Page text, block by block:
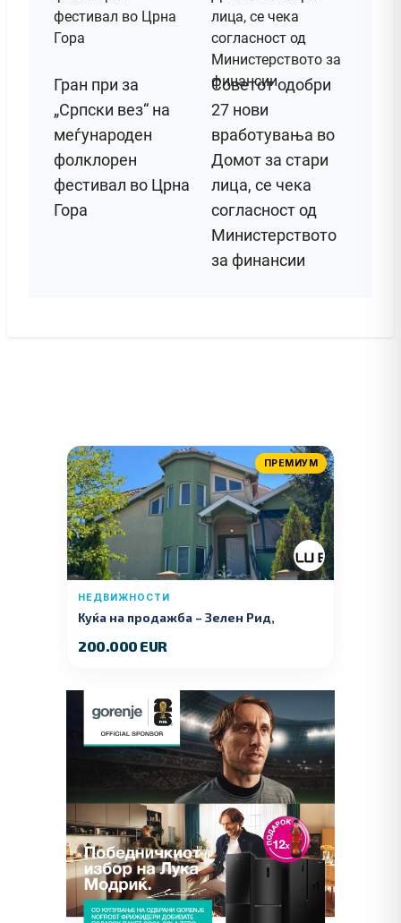
Гран при за
„Српски вез“ на
меѓународен
фолклорен
фестивал во Црна
Гора
Советот одобри
27 нови
вработувања во
Домот за стари
лица, се чека
согласност од
Министерството
за финансии
ПРЕМИУМ
НЕДВИЖНОСТИ
Куќа на продажба – Зелeн Рид,
200.000 EUR